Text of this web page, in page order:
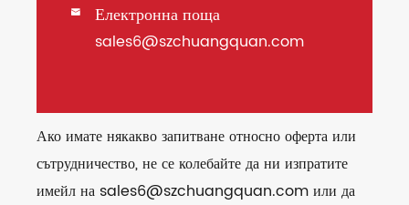
 Електронна поща
sales6@szchuangquan.com
Ако имате някакво запитване относно оферта или
сътрудничество, не се колебайте да ни изпратите
имейл на sales6@szchuangquan.com или да